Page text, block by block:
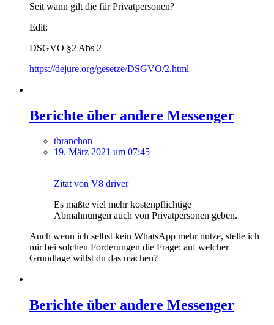
Seit wann gilt die für Privatpersonen?
Edit:
DSGVO §2 Abs 2
https://dejure.org/gesetze/DSGVO/2.html
Berichte über andere Messenger
tbranchon
19. März 2021 um 07:45
Zitat von V8 driver
Es maßte viel mehr kostenpflichtige
Abmahnungen auch von Privatpersonen geben.
Auch wenn ich selbst kein WhatsApp mehr nutze, stelle ich
mir bei solchen Forderungen die Frage: auf welcher
Grundlage willst du das machen?
Berichte über andere Messenger